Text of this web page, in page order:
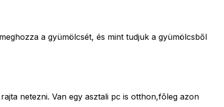
a gyümölcsét, és mint tudjuk a gyümölcsből
netezni. Van egy asztali pc is otthon,fõleg azon